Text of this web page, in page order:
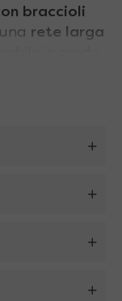
braccioli
rete larga
chiusura dei